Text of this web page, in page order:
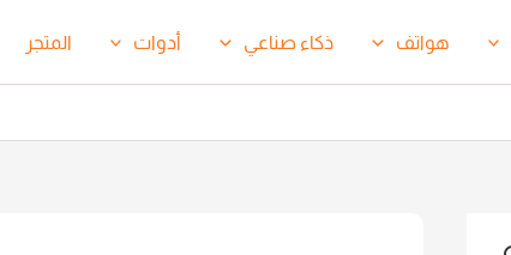
هواتف ذكاء صناعي أدوات المتجر